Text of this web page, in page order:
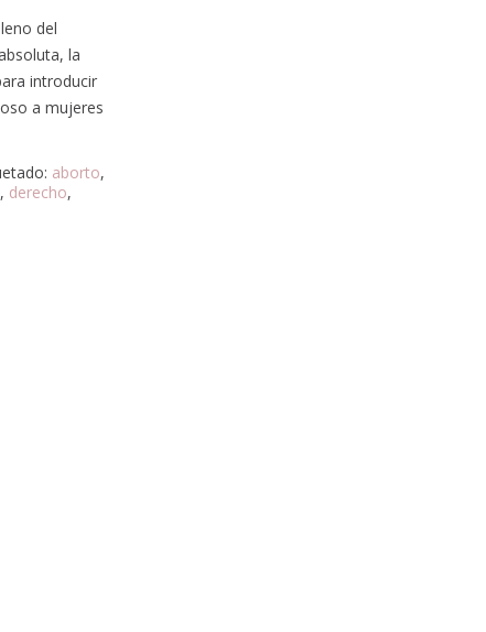
del
la
introducir
a mujeres
aborto,
, derecho,